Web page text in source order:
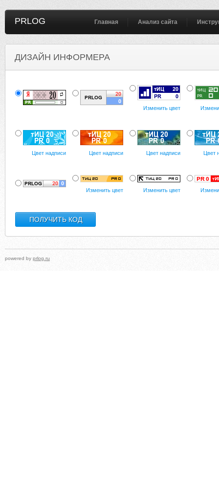
PRLOG Главная Анализ сайта
ДИЗАЙН ИНФОРМЕРА
Изменить цвет
Цвет надписи Цвет надписи Цвет надписи Цвет
Изменить цвет Изменить цвет
powered by prlog.ru